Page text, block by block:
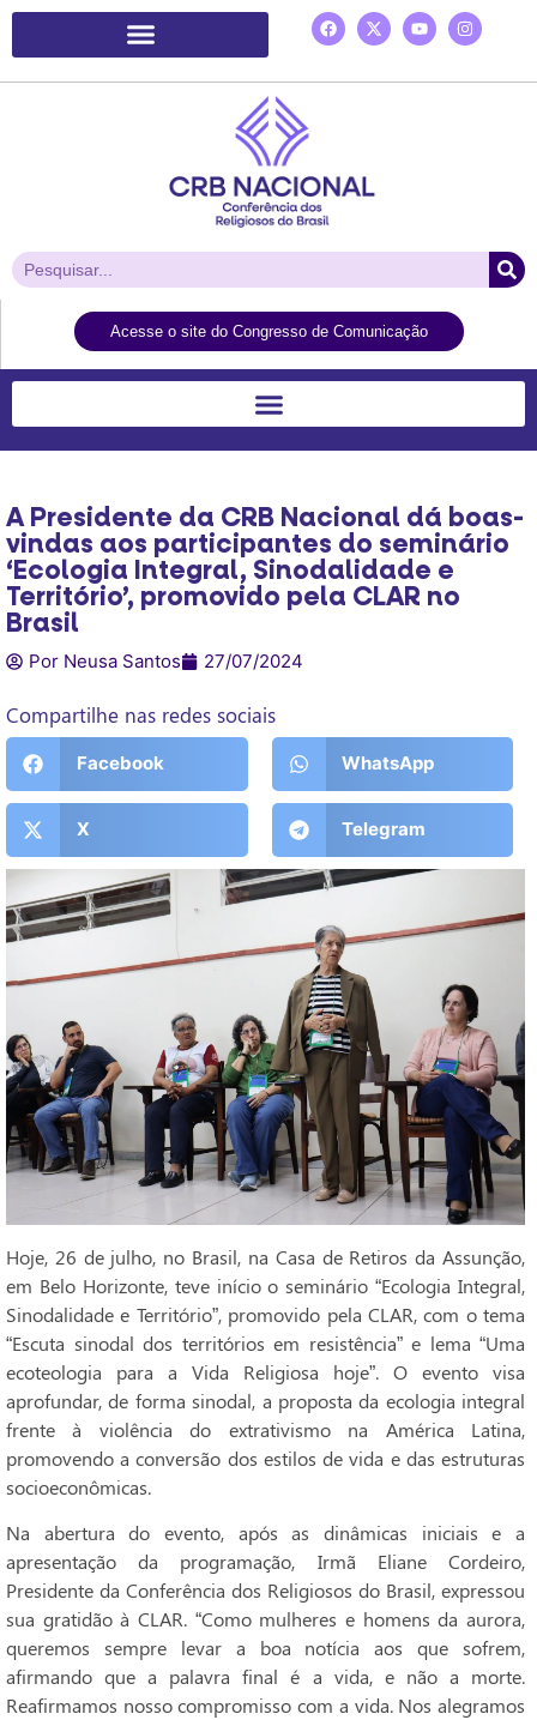
Acesse o site do Congresso de Comunicação
A Presidente da CRB Nacional dá boas-
vindas aos participantes do seminário
‘Ecologia Integral, Sinodalidade e
Território’, promovido pela CLAR no
Brasil
Por Neusa Santos 27/07/2024
Compartilhe nas redes sociais
Facebook WhatsApp
X Telegram
Hoje, 26 de julho, no Brasil, na Casa de Retiros da Assunção,
em Belo Horizonte, teve início o seminário “Ecologia Integral,
Sinodalidade e Território”, promovido pela CLAR, com o tema
“Escuta sinodal dos territórios em resistência” e lema “Uma
ecoteologia para a Vida Religiosa hoje”. O evento visa
aprofundar, de forma sinodal, a proposta da ecologia integral
frente à violência do extrativismo na América Latina,
promovendo a conversão dos estilos de vida e das estruturas
socioeconômicas.
Na abertura do evento, após as dinâmicas iniciais e a
apresentação da programação, Irmã Eliane Cordeiro,
Presidente da Conferência dos Religiosos do Brasil, expressou
sua gratidão à CLAR. “Como mulheres e homens da aurora,
queremos sempre levar a boa notícia aos que sofrem,
afirmando que a palavra final é a vida, e não a morte.
Reafirmamos nosso compromisso com a vida. Nos alegramos